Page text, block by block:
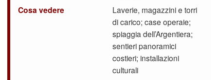
Cosa vedere
Laverie, magazzini e torri
di carico; case operaie;
spiaggia dell’Argentiera;
sentieri panoramici
costieri; installazioni
culturali